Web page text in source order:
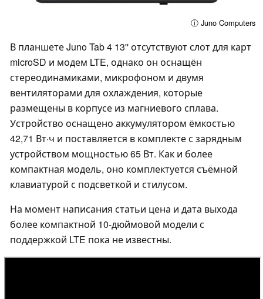
ⓘ Juno Computers
В планшете Juno Tab 4 13'' отсутствуют слот для карт
microSD и модем LTE, однако он оснащён
стереодинамиками, микрофоном и двумя
вентиляторами для охлаждения, которые
размещены в корпусе из магниевого сплава.
Устройство оснащено аккумулятором ёмкостью
42,71 Вт·ч и поставляется в комплекте с зарядным
устройством мощностью 65 Вт. Как и более
компактная модель, оно комплектуется съёмной
клавиатурой с подсветкой и стилусом.
На момент написания статьи цена и дата выхода
более компактной 10-дюймовой модели с
поддержкой LTE пока не известны.